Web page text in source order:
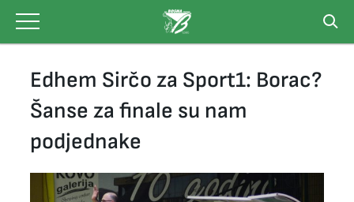
content
Edhem Sirčo za Sport1: Borac?
Šanse za finale su nam
podjednake